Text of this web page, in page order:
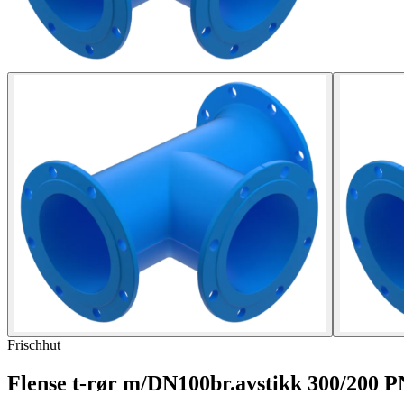
Frischhut
Flense t-rør m/DN100br.avstikk 300/200